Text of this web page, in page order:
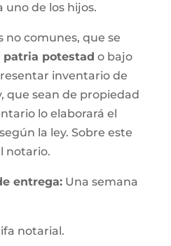
uno de los hijos.
no comunes, que se
patria potestad o bajo
inventario de
que sean de propiedad
lo elaborará el
la ley. Sobre este
notario.
entrega:Una semana
notarial.